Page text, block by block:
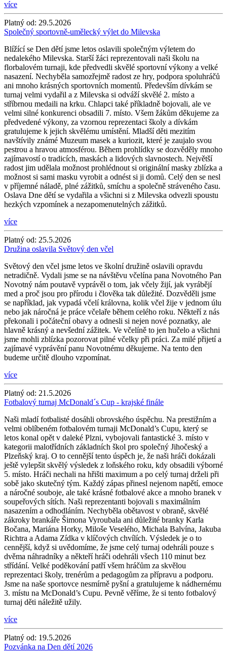
více
Platný od: 29.5.2026
Společný sportovně-umělecký výlet do Milevska
Blížící se Den dětí jsme letos oslavili společným výletem do
nedalekého Milevska. Starší žáci reprezentovali naši školu na
florbalovém turnaji, kde předvedli skvělé sportovní výkony a velké
nasazení. Nechyběla samozřejmě radost ze hry, podpora spoluhráčů
ani mnoho krásných sportovních momentů. Především dívkám se
turnaj velmi vydařil a z Milevska si odváží skvělé 2. místo a
stříbrnou medaili na krku. Chlapci také příkladně bojovali, ale ve
velmi silné konkurenci obsadili 7. místo. Všem žákům děkujeme za
předvedené výkony, za vzornou reprezentaci školy a dívkám
gratulujeme k jejich skvělému umístění. Mladší děti mezitím
navštívily známé Muzeum masek a kuriozit, které je zaujalo svou
pestrou a hravou atmosférou. Během prohlídky se dozvěděly mnoho
zajímavostí o tradicích, maskách a lidových slavnostech. Největší
radost jim udělala možnost prohlédnout si originální masky zblízka a
možnost si sami masku vyrobit a odnést si ji domů. Celý den se nesl
v příjemné náladě, plné zážitků, smíchu a společně stráveného času.
Oslava Dne dětí se vydařila a všichni si z Milevska odvezli spoustu
hezkých vzpomínek a nezapomenutelných zážitků.
více
Platný od: 25.5.2026
Družina oslavila Světový den včel
Světový den včel jsme letos ve školní družině oslavili opravdu
netradičně. Vydali jsme se na návštěvu včelína pana Novotného Pan
Novotný nám poutavě vyprávěl o tom, jak včely žijí, jak vyrábějí
med a proč jsou pro přírodu i člověka tak důležité. Dozvěděli jsme
se například, jak vypadá včelí královna, kolik včel žije v jednom úlu
nebo jak náročná je práce včelaře během celého roku. Někteří z nás
překonali i počáteční obavy a odnesli si nejen nové poznatky, ale
hlavně krásný a nevšední zážitek. Ve včelíně to jen hučelo a všichni
jsme mohli zblízka pozorovat pilné včelky při práci. Za milé přijetí a
zajímavé vyprávění panu Novotnému děkujeme. Na tento den
budeme určitě dlouho vzpomínat.
více
Platný od: 21.5.2026
Fotbalový turnaj McDonald´s Cup - krajské finále
Naši mladí fotbalisté dosáhli obrovského úspěchu. Na prestižním a
velmi oblíbeném fotbalovém turnaji McDonald’s Cupu, který se
letos konal opět v daleké Plzni, vybojovali fantastické 3. místo v
kategorii malotřídních základních škol pro společný Jihočeský a
Plzeňský kraj. O to cennější tento úspěch je, že naši hráči dokázali
ještě vylepšit skvělý výsledek z loňského roku, kdy obsadili výborné
5. místo. Hráči nechali na hřišti maximum a po celý turnaj drželi při
sobě jako skutečný tým. Každý zápas přinesl nejenom napětí, emoce
a náročné souboje, ale také krásné fotbalové akce a mnoho branek v
soupeřových sítích. Naši reprezentanti bojovali s maximálním
nasazením a odhodláním. Nechyběla obětavost v obraně, skvělé
zákroky brankáře Šimona Vyroubala ani důležité branky Karla
Bočana, Mariána Horky, Miloše Veselého, Michala Balvína, Jakuba
Richtra a Adama Zídka v klíčových chvílích. Výsledek je o to
cennější, když si uvědomíme, že jsme celý turnaj odehráli pouze s
dvěma náhradníky a někteří hráči odehráli všech 110 minut bez
střídání. Velké poděkování patří všem hráčům za skvělou
reprezentaci školy, trenérům a pedagogům za přípravu a podporu.
Jsme na naše sportovce nesmírně pyšní a gratulujeme k nádhernému
3. místu na McDonald’s Cupu. Pevně věříme, že si tento fotbalový
turnaj děti náležitě užily.
více
Platný od: 19.5.2026
Pozvánka na Den dětí 2026